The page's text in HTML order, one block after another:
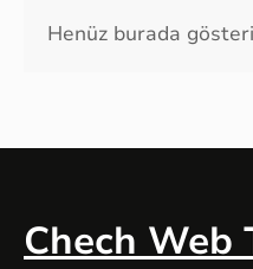
Henüz burada
Chech Web